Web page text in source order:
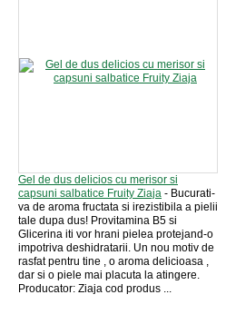
Gel de dus delicios cu merisor si
capsuni salbatice Fruity Ziaja - Bucurati-
va de aroma fructata si irezistibila a pielii
tale dupa dus! Provitamina B5 si
Glicerina iti vor hrani pielea protejand-o
impotriva deshidratarii. Un nou motiv de
rasfat pentru tine , o aroma delicioasa ,
dar si o piele mai placuta la atingere.
Producator: Ziaja cod produs ...